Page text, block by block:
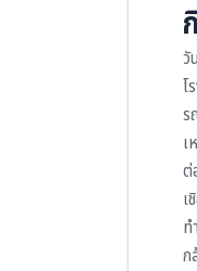
วั
โ
ร
เ
ต่
เ
ท
ก